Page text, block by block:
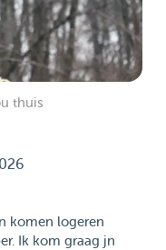
thuis
komen logeren
Ik kom graag jn